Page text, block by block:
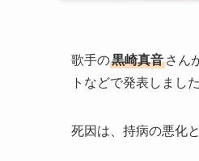
歌手の黒崎真音 さん
トなどで発表しました
死因は、持病の悪化